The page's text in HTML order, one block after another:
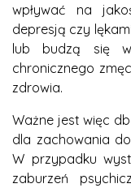
wpływać na
depresją czy
lub budzą się
chronicznego
zdrowia.
Ważne jest więc
dla zachowania
W przypadku
zaburzeń